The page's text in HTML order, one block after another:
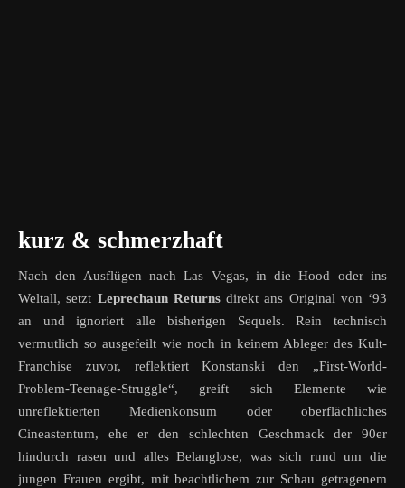
kurz & schmerzhaft
Nach den Ausflügen nach Las Vegas, in die Hood oder ins
Weltall, setzt Leprechaun Returnsdirekt ans Original von ‘93
an und ignoriert alle bisherigen Sequels. Rein technisch
vermutlich so ausgefeilt wie noch in keinem Ableger des Kult-
Franchise zuvor, reflektiert Konstanski den „First-World-
Problem-Teenage-Struggle“, greift sich Elemente wie
unreflektierten Medienkonsum oder oberflächliches
Cineastentum, ehe er den schlechten Geschmack der 90er
hindurch rasen und alles Belanglose, was sich rund um die
jungen Frauen ergibt, mit beachtlichem zur Schau getragenem